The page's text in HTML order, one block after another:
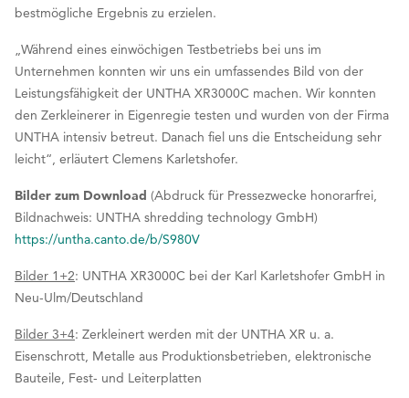
bestmögliche Ergebnis zu erzielen.
„Während eines einwöchigen Testbetriebs bei uns im
Unternehmen konnten wir uns ein umfassendes Bild von der
Leistungsfähigkeit der UNTHA XR3000C machen. Wir konnten
den Zerkleinerer in Eigenregie testen und wurden von der Firma
UNTHA intensiv betreut. Danach fiel uns die Entscheidung sehr
leicht“, erläutert Clemens Karletshofer.
Bilder zum Download (Abdruck für Pressezwecke honorarfrei,
Bildnachweis: UNTHA shredding technology GmbH)
https://untha.canto.de/b/S980V
Bilder 1+2: UNTHA XR3000C bei der Karl Karletshofer GmbH in
Neu-Ulm/Deutschland
Bilder 3+4: Zerkleinert werden mit der UNTHA XR u. a.
Eisenschrott, Metalle aus Produktionsbetrieben, elektronische
Bauteile, Fest- und Leiterplatten